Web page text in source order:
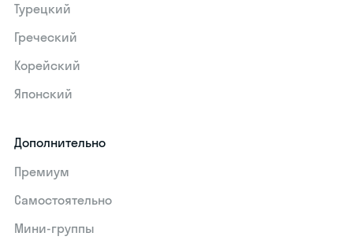
Турецкий
Греческий
Корейский
Японский
Дополнительно
Премиум
Самостоятельно
Мини-группы